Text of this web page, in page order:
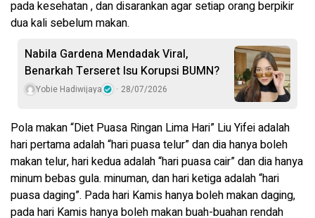
pada kesehatan , dan disarankan agar setiap orang berpikir
dua kali sebelum makan.
Nabila Gardena Mendadak Viral,
Benarkah Terseret Isu Korupsi BUMN?
Yobie Hadiwijaya 28/07/2026
Pola makan “Diet Puasa Ringan Lima Hari” Liu Yifei adalah
hari pertama adalah “hari puasa telur” dan dia hanya boleh
makan telur, hari kedua adalah “hari puasa cair” dan dia hanya
minum bebas gula. minuman, dan hari ketiga adalah “hari
puasa daging”. Pada hari Kamis hanya boleh makan daging,
pada hari Kamis hanya boleh makan buah-buahan rendah